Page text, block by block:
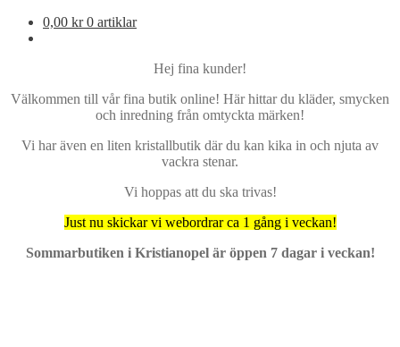
0,00 kr 0 artiklar
Hej fina kunder!
Välkommen till vår fina butik online! Här hittar du kläder, smycken
och inredning från omtyckta märken!
Vi har även en liten kristallbutik där du kan kika in och njuta av
vackra stenar.
Vi hoppas att du ska trivas!
Just nu skickar vi webordrar ca 1 gång i veckan!
Sommarbutiken i Kristianopel är öppen 7 dagar i veckan!